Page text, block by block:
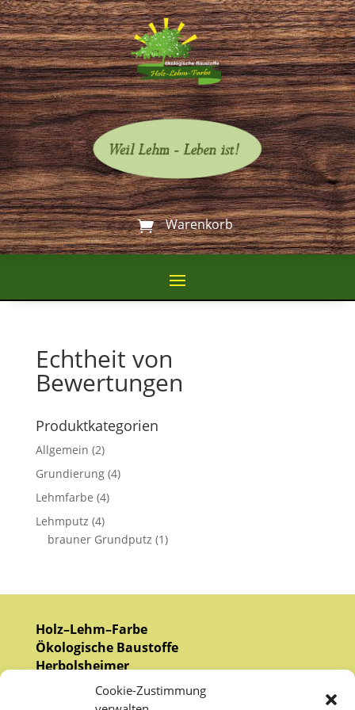
Cookie-Zustimmung
 Warenkorb
Echtheit von
Bewertungen
Produktkategorien
Allgemein (2)
Grundierung (4)
Lehmfarbe (4)
Lehmputz (4)
brauner Grundputz (1)
Holz–Lehm–Farbe
Ökologische Baustoffe
Herbolsheimer
Oberndorf 63